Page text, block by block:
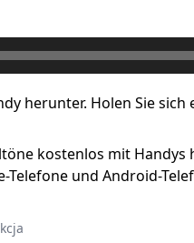
herunter. Holen Sie
kostenlos mit Handys
und Android-